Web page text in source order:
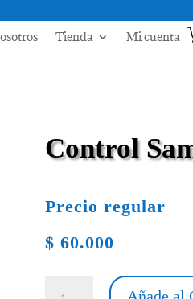
Tienda Mi cuenta
Control
Precio regular
$ 60.000